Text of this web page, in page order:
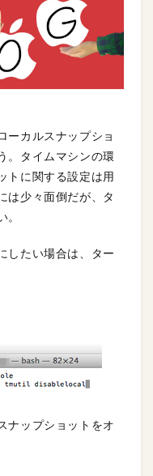
ーカルスナップショ
。タイムマシンの環
トに関する設定は用
は少々面倒だが、タ
。
したい場合は、ター
ナップショットをオ